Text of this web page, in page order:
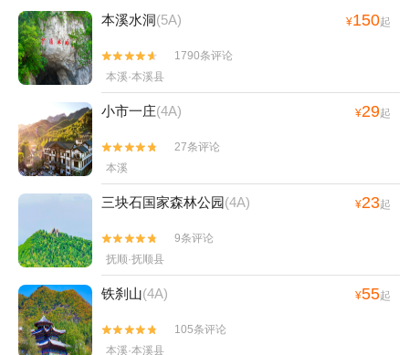
看了该景点的人还看了
本溪水洞(5A) ¥150起
本溪·本溪县
小市一庄(4A) ¥29起
本溪
三块石国家森林公园(4A) ¥23起
抚顺·抚顺县